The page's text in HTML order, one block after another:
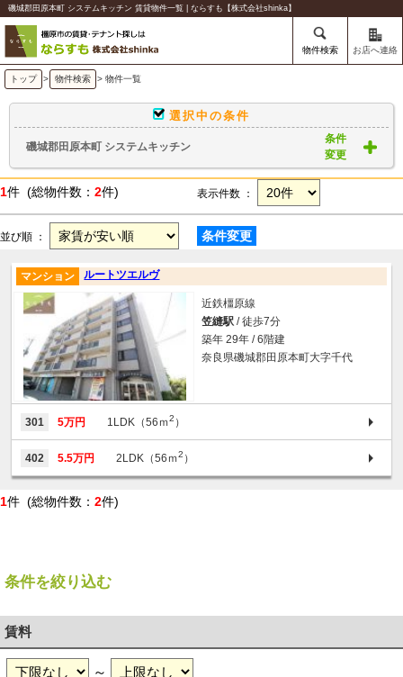
磯城郡田原本町 システムキッチン 賃貸物件一覧 | ならすも【株式会社shinka】
物件検索 お店へ連絡
トップ > 物件検索 > 物件一覧
選択中の条件
磯城郡田原本町 システムキッチン
条件
変更
1件 (総物件数： 2件) 表示件数 ：
並び順 ： 条件変更
ルートツエルヴ
マンション
近鉄橿原線
笠縫駅 / 徒歩7分
築年 29年 / 6階建
奈良県磯城郡田原本町大字千代
301 5万円 1LDK（56ｍ2 ）
402 5.5万円 2LDK（56ｍ2 ）
1件 (総物件数： 2件)
条件を絞り込む
賃料
～